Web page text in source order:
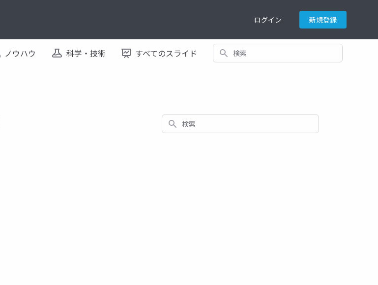
ログイン 新規登録
ノウハウ 科学・技術 すべてのスライド 検索
検索